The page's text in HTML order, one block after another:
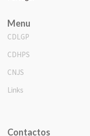
Menu
CDLGP
CDHPS
CNJS
Links
Contactos